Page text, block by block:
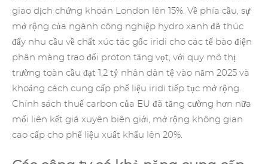
giao dịch chứng khoán London lên 15%. Về phía cầu, sự
mở rộng của ngành công nghiệp hydro xanh đã thúc
đẩy nhu cầu về chất xúc tác gốc iridi cho các tế bào điện
phân màng trao đổi proton tăng vọt, với quy mô thị
trường toàn cầu đạt 1,2 tỷ nhân dân tệ vào năm 2025 và
khoảng cách cung cấp phế liệu iridi tiếp tục mở rộng.
Chính sách thuế carbon của EU đã tăng cường hơn nữa
mối liên kết giá xuyên biên giới, mở rộng không gian
cao cấp cho phế liệu xuất khẩu lên 20%.